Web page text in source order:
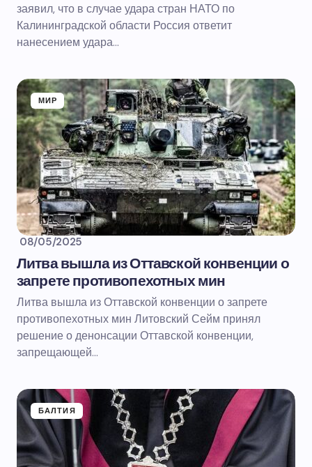
заявил, что в случае удара стран НАТО по
Калининградской области Россия ответит
нанесением удара…
МИР
08/05/2025
Литва вышла из Оттавской конвенции о
запрете противопехотных мин
Литва вышла из Оттавской конвенции о запрете
противопехотных мин Литовский Сейм принял
решение о денонсации Оттавской конвенции,
запрещающей…
БАЛТИЯ